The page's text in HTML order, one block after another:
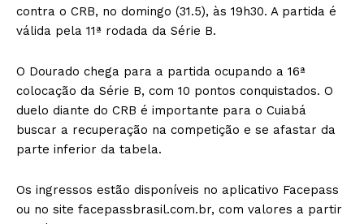
contra o CRB, no domingo (31.5), às 19h30. A partida é
válida pela 11ª rodada da Série B.
O Dourado chega para a partida ocupando a 16ª
colocação da Série B, com 10 pontos conquistados. O
duelo diante do CRB é importante para o Cuiabá
buscar a recuperação na competição e se afastar da
parte inferior da tabela.
Os ingressos estão disponíveis no aplicativo Facepass
ou no site facepassbrasil.com.br, com valores a partir